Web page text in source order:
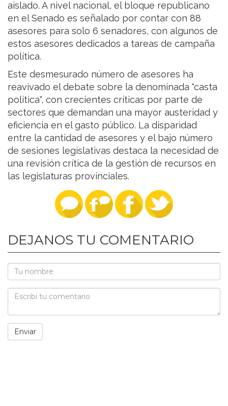
aislado. A nivel nacional, el bloque republicano
en el Senado es señalado por contar con 88
asesores para solo 6 senadores, con algunos de
estos asesores dedicados a tareas de campaña
política.
Este desmesurado número de asesores ha
reavivado el debate sobre la denominada "casta
política", con crecientes críticas por parte de
sectores que demandan una mayor austeridad y
eficiencia en el gasto público. La disparidad
entre la cantidad de asesores y el bajo número
de sesiones legislativas destaca la necesidad de
una revisión crítica de la gestión de recursos en
las legislaturas provinciales.
DEJANOS TU COMENTARIO